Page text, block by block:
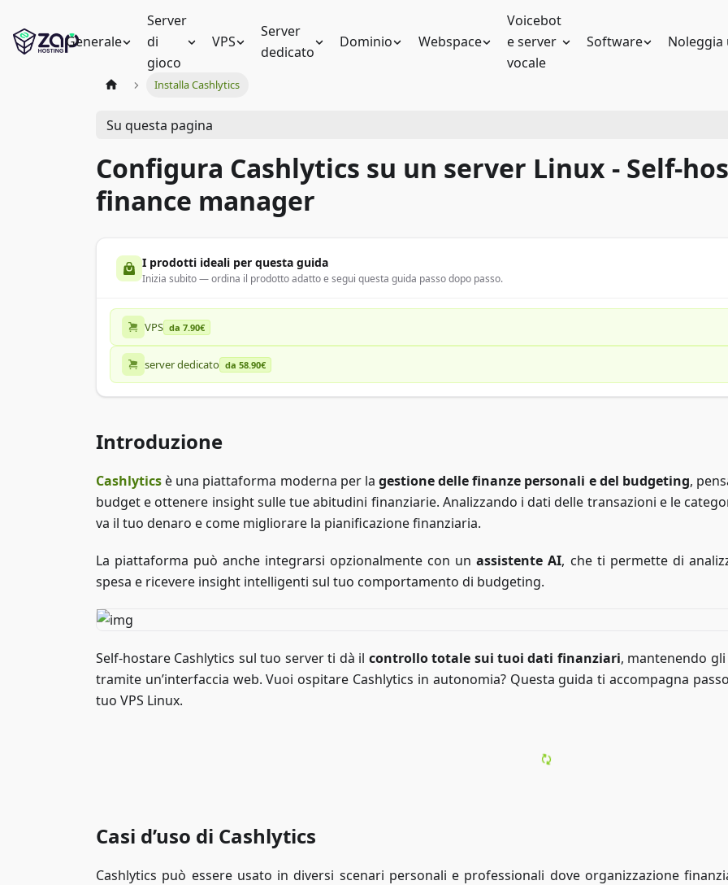
Generale
Server
di
gioco
VPS
Server
dedicato
Dominio Webspace
Voicebot
e server
vocale
Software Noleggia
Installa Cashlytics
Su questa pagina
Configura Cashlytics su un server Linux - Self-
finance manager
I prodotti ideali per questa guida
Inizia subito — ordina il prodotto adatto e segui questa guida passo dopo passo.
VPS da 7.90€
server dedicato da 58.90€
Introduzione
Cashlyticsè una piattaforma moderna per la gestione delle finanze personali e del budgeting,
budget e ottenere insight sulle tue abitudini finanziarie. Analizzando i dati delle transazioni e le
va il tuo denaro e come migliorare la pianificazione finanziaria.
La piattaforma può anche integrarsi opzionalmente con unassistente AI, che ti permette di
spesa e ricevere insight intelligenti sul tuo comportamento di budgeting.
Self-hostare Cashlytics sul tuo server ti dà il controllo totale sui tuoi dati finanziari, mantenendo
tramite un’interfaccia web. Vuoi ospitare Cashlytics in autonomia? Questa guida ti accompagna
tuo VPS Linux.
Casi d’uso di Cashlytics
Cashlytics può essere usato in diversi scenari personali e professionali dove organizzazione